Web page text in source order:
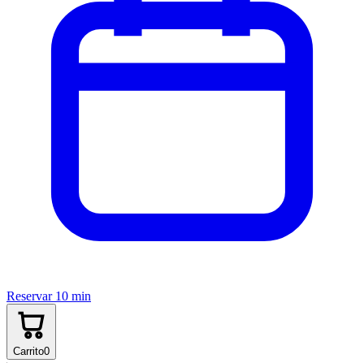
Reservar 10 min
Carrito0